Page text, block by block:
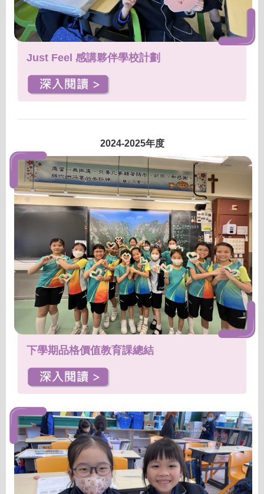
Just Feel 感講夥伴學校計劃
2024-2025年度
下學期品格價值教育課總結